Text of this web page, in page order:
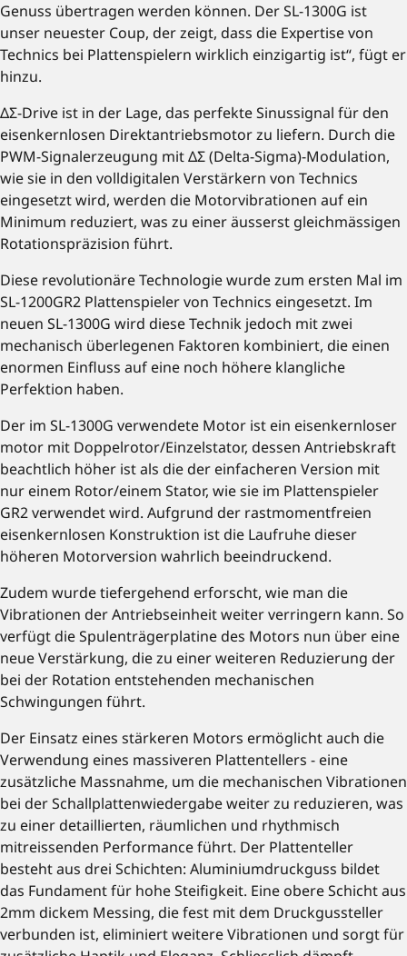
Genuss übertragen werden können. Der SL-1300G ist
unser neuester Coup, der zeigt, dass die Expertise von
Technics bei Plattenspielern wirklich einzigartig ist“, fügt er
hinzu.
ΔΣ-Drive ist in der Lage, das perfekte Sinussignal für den
eisenkernlosen Direktantriebsmotor zu liefern. Durch die
PWM-Signalerzeugung mit ΔΣ (Delta-Sigma)-Modulation,
wie sie in den volldigitalen Verstärkern von Technics
eingesetzt wird, werden die Motorvibrationen auf ein
Minimum reduziert, was zu einer äusserst gleichmässigen
Rotationspräzision führt.
Diese revolutionäre Technologie wurde zum ersten Mal im
SL-1200GR2 Plattenspieler von Technics eingesetzt. Im
neuen SL-1300G wird diese Technik jedoch mit zwei
mechanisch überlegenen Faktoren kombiniert, die einen
enormen Einfluss auf eine noch höhere klangliche
Perfektion haben.
Der im SL-1300G verwendete Motor ist ein eisenkernloser
motor mit Doppelrotor/Einzelstator, dessen Antriebskraft
beachtlich höher ist als die der einfacheren Version mit
nur einem Rotor/einem Stator, wie sie im Plattenspieler
GR2 verwendet wird. Aufgrund der rastmomentfreien
eisenkernlosen Konstruktion ist die Laufruhe dieser
höheren Motorversion wahrlich beeindruckend.
Zudem wurde tiefergehend erforscht, wie man die
Vibrationen der Antriebseinheit weiter verringern kann. So
verfügt die Spulenträgerplatine des Motors nun über eine
neue Verstärkung, die zu einer weiteren Reduzierung der
bei der Rotation entstehenden mechanischen
Schwingungen führt.
Der Einsatz eines stärkeren Motors ermöglicht auch die
Verwendung eines massiveren Plattentellers - eine
zusätzliche Massnahme, um die mechanischen Vibrationen
bei der Schallplattenwiedergabe weiter zu reduzieren, was
zu einer detaillierten, räumlichen und rhythmisch
mitreissenden Performance führt. Der Plattenteller
besteht aus drei Schichten: Aluminiumdruckguss bildet
das Fundament für hohe Steifigkeit. Eine obere Schicht aus
2mm dickem Messing, die fest mit dem Druckgussteller
verbunden ist, eliminiert weitere Vibrationen und sorgt für